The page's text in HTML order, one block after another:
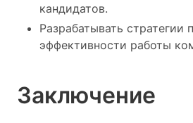
кандидатов.
Разрабатывать стратегии
эффективности работы
Заключение